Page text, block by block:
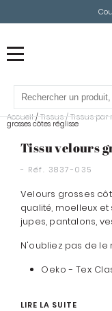
Accueil /Tissus/Tissus par
grosses côtes réglisse
Tissu velours
- Réf. 3837-035
Velours grosses
qualité, moelleux
jupes, pantalons,
N'oubliez pas de le
Oeko - Tex
LIRE LA SUITE